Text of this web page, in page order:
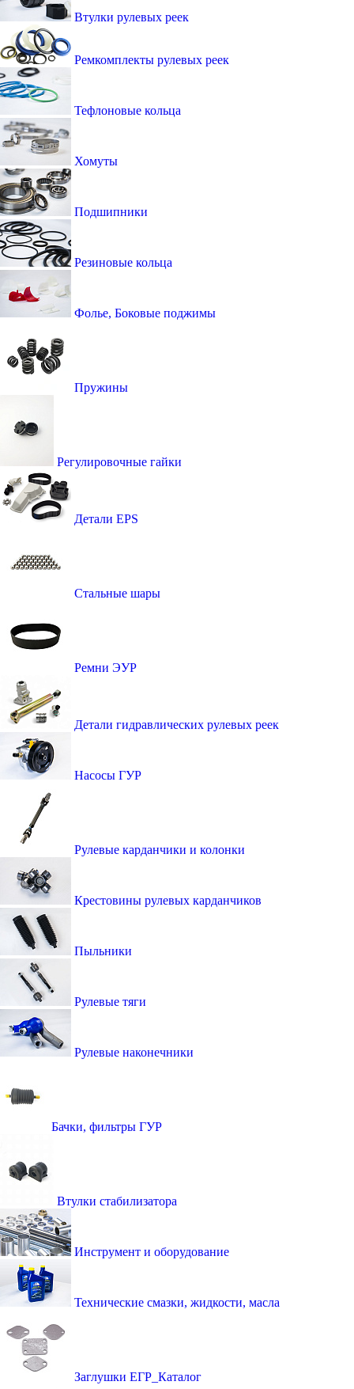
Втулки рулевых реек
Ремкомплекты рулевых реек
Тефлоновые кольца
Хомуты
Подшипники
Резиновые кольца
Фолье, Боковые поджимы
Пружины
Регулировочные гайки
Детали EPS
Стальные шары
Ремни ЭУР
Детали гидравлических рулевых реек
Насосы ГУР
Рулевые карданчики и колонки
Крестовины рулевых карданчиков
Пыльники
Рулевые тяги
Рулевые наконечники
Бачки, фильтры ГУР
Втулки стабилизатора
Инструмент и оборудование
Технические смазки, жидкости, масла
Заглушки ЕГР_Каталог